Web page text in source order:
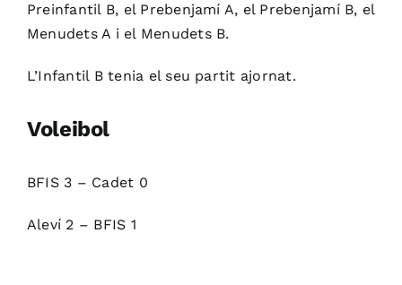
Preinfantil B, el Prebenjamí A, el Prebenjamí B, el
Menudets A i el Menudets B.
L’Infantil B tenia el seu partit ajornat.
Voleibol
BFIS 3 – Cadet 0
Aleví 2 – BFIS 1